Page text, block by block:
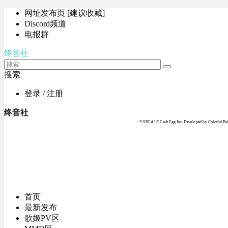
网址发布页 [建议收藏]
Discord频道
电报群
终音社
搜索
登录 / 注册
终音社
© SEGA / © Craft Egg Inc. Developed by Colorful
首页
最新发布
歌姬PV区